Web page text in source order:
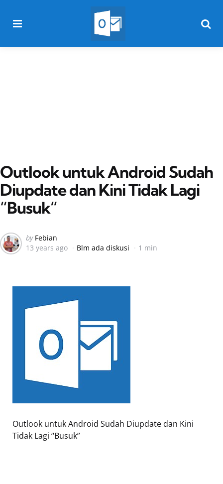
Outlook untuk Android Sudah
Diupdate dan Kini Tidak Lagi
“Busuk”
Posted
by
by Febian
13 years ago
Blm ada diskusi 1 min
Outlook untuk Android Sudah Diupdate dan Kini
Tidak Lagi “Busuk”